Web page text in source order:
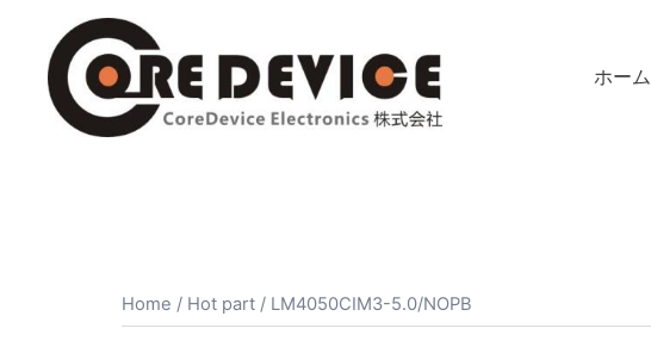
ホーム
Home / Hot part / LM4050CIM3-5.0/NOPB